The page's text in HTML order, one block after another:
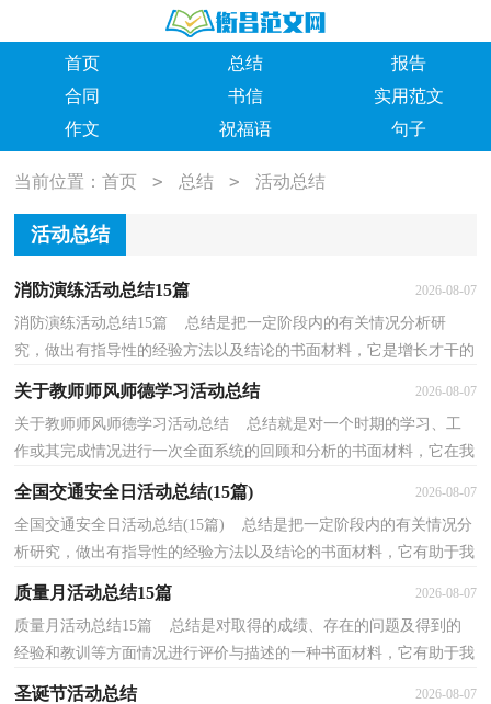
首页 总结
报告
合同
书信
实用范文
作文
祝福语 句子
当前位置：首页 > 总结 > 活动总结
活动总结
消防演练活动总结15篇 2026-08-07
消防演练活动总结15篇 总结是把一定阶段内的有关情况分析研
究，做出有指导性的经验方法以及结论的书面材料，它是增长才干的
关于教师师风师德学习活动总结 2026-08-07
关于教师师风师德学习活动总结 总结就是对一个时期的学习、工
作或其完成情况进行一次全面系统的回顾和分析的书面材料，它在我
们的学习、工作中起到呈上启下的作用，是时候写...
全国交通安全日活动总结(15篇) 2026-08-07
全国交通安全日活动总结(15篇) 总结是把一定阶段内的有关情况分
析研究，做出有指导性的经验方法以及结论的书面材料，它有助于我
质量月活动总结15篇 2026-08-07
质量月活动总结15篇 总结是对取得的成绩、存在的问题及得到的
经验和教训等方面情况进行评价与描述的一种书面材料，它有助于我
圣诞节活动总结 2026-08-07